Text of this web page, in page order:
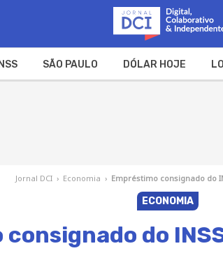
INSS SÃO PAULO DÓLAR HOJE
Jornal DCI › Economia › Empréstimo consignado do
ECONOMIA
do